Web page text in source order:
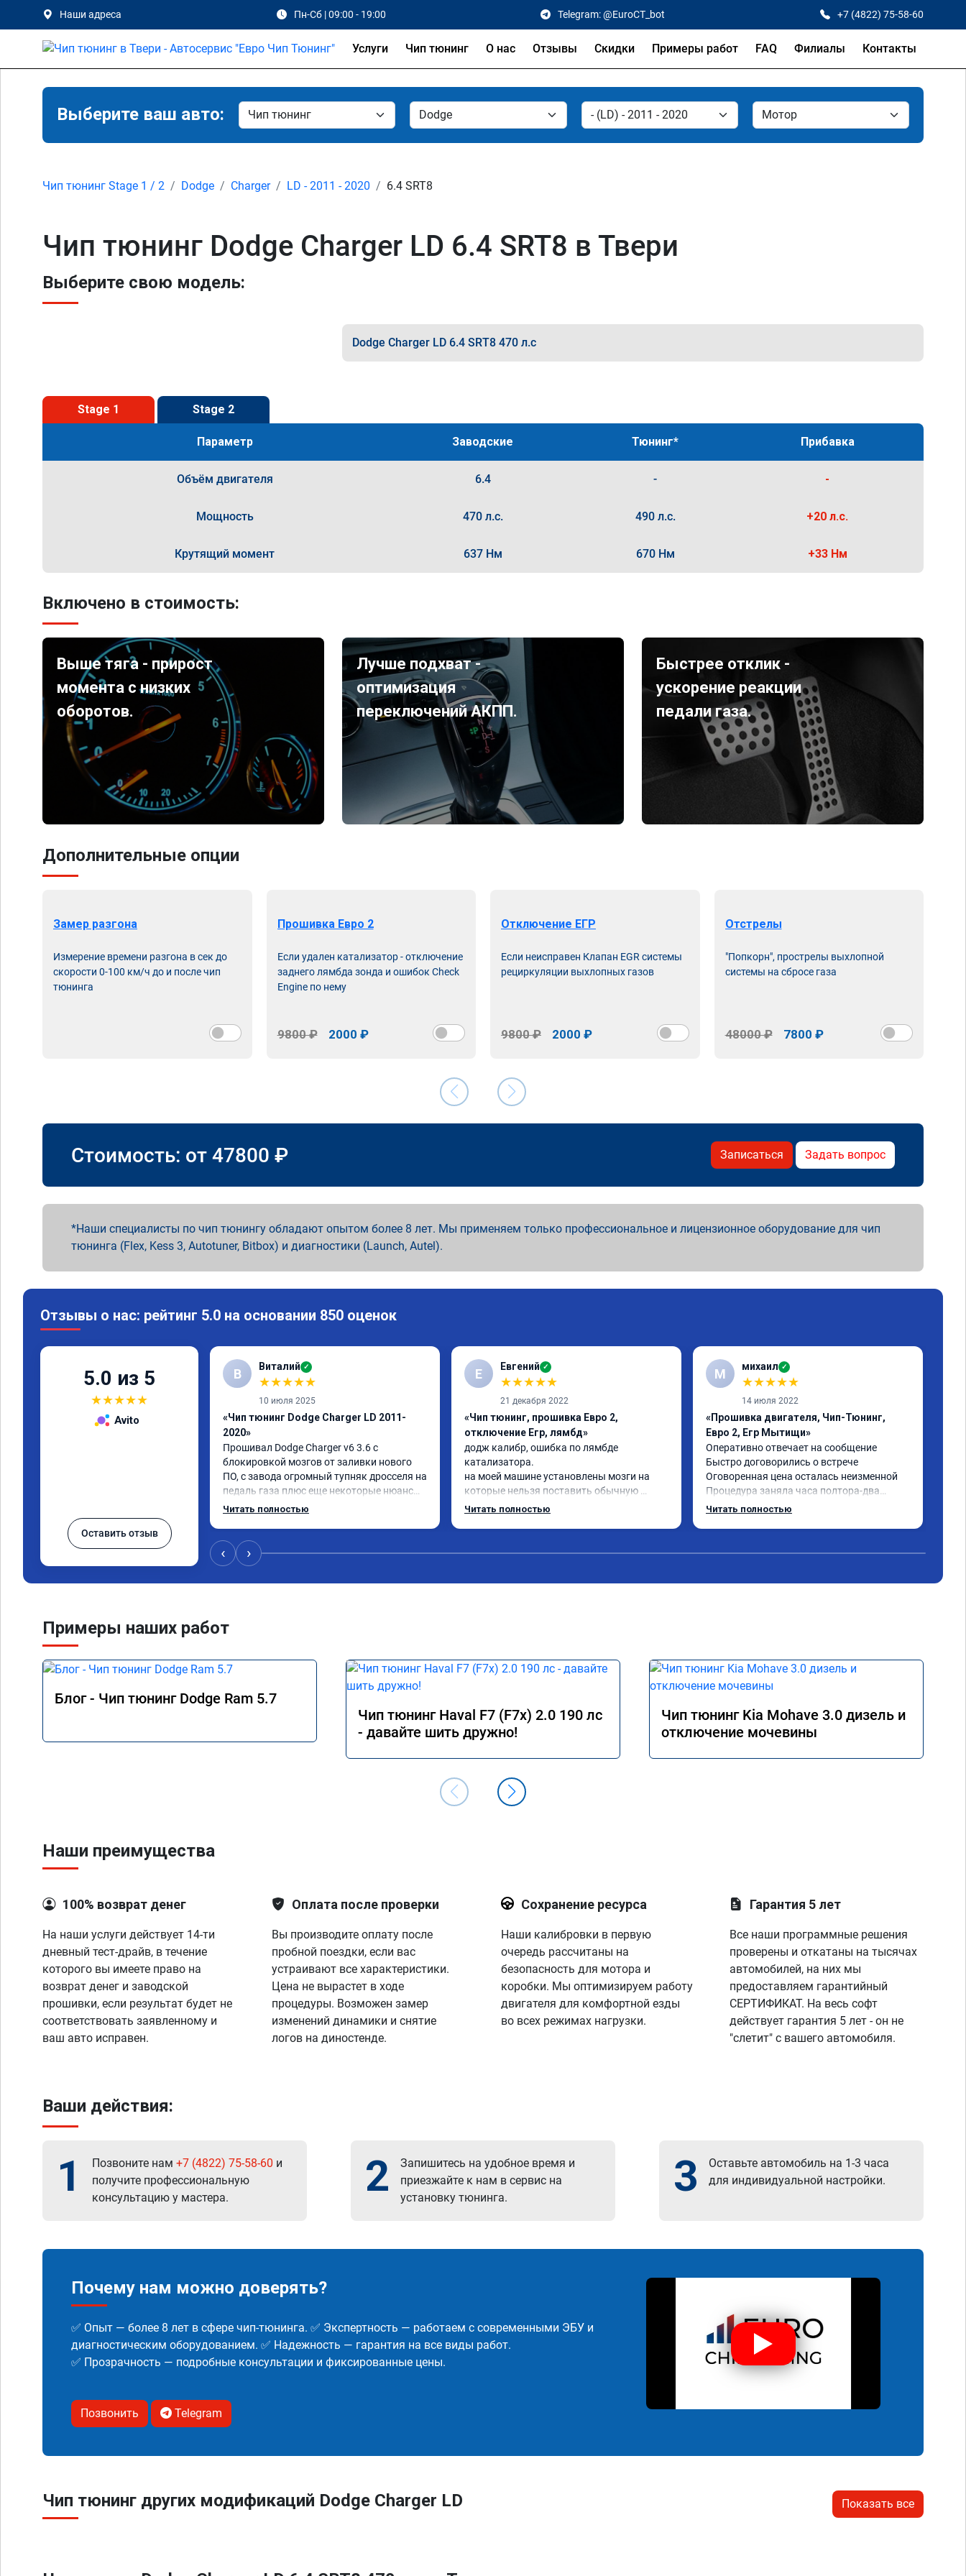
Наши адреса Пн-Сб | 09:00 - 19:00 Telegram: @EuroCT_bot +7 (4822) 75-58-60
Услуги Чип тюнинг О нас Отзывы Скидки Примеры работ FAQ Филиалы Контакты
Выберите ваш авто:
Чип тюнинг Stage 1 / 2 Dodge Charger LD - 2011 - 2020 6.4 SRT8
Чип тюнинг Dodge Charger LD 6.4 SRT8 в Твери
Выберите свою модель:
Dodge Charger LD 6.4 SRT8 470 л.с
Stage 1 Stage 2
Параметр Заводские Тюнинг* Прибавка
Объём двигателя 6.4 - -
Мощность 470 л.с. 490 л.с. +20 л.с.
Крутящий момент 637 Нм 670 Нм +33 Нм
Включено в стоимость:
Выше тяга - прирост
момента с низких
оборотов.
Лучше подхват -
оптимизация
переключений АКПП.
Быстрее отклик -
ускорение реакции
педали газа.
Дополнительные опции
Замер разгона
Измерение времени разгона в сек до
скорости 0-100 км/ч до и после чип
тюнинга
Прошивка Евро 2
Если удален катализатор - отключение
заднего лямбда зонда и ошибок Check
Engine по нему
9800 ₽ 2000 ₽
Отключение ЕГР
Если неисправен Клапан EGR системы
рециркуляции выхлопных газов
9800 ₽ 2000 ₽
Отстрелы
"Попкорн", прострелы выхлопной
системы на сбросе газа
48000 ₽ 7800 ₽
Стоимость: от 47800 ₽ Записаться Задать вопрос
Наши специалисты по чип тюнингу обладают опытом более 8 лет. Мы применяем только профессиональное и лицензионное оборудование для чип
тюнинга (Flex, Kess 3, Autotuner, Bitbox) и диагностики (Launch, Autel).
Отзывы о нас: рейтинг 5.0 на основании 850 оценок
5.0 из 5
★★★★★
Avito
Оставить отзыв
В Виталий ✓
★★★★★
10 июля 2025
«Чип тюнинг Dodge Charger LD 2011-
2020»
Прошивал Dodge Charger v6 3.6 с
блокировкой мозгов от заливки нового
ПО, с завода огромный тупняк дросселя на
педаль газа плюс еще некоторые нюансы,
приехал снизить до минимума этот
всего железа под новую прошивку в
течение примерно 200км, по началу не
установилась жара 35+ градусов,
за 60, с постоянно включенным климатом,
прыгает в соседний ряд без задержки
дросселя, нажал-поехал. Теперь меня
полностью устраивает проделанная
Читать полностью
Е Евгений ✓
★★★★★
21 декабря 2022
«Чип тюнинг, прошивка Евро 2,
отключение Егр, лямбд»
додж калибр, ошибка по лямбде
катализатора.
на моей машине установлены мозги на
которые нельзя поставить обычную
прошивку под евро 2.
Читать полностью
М михаил ✓
★★★★★
14 июля 2022
«Прошивка двигателя, Чип-Тюнинг,
Евро 2, Егр Мытищи»
Оперативно отвечает на сообщение
Быстро договорились о встрече
Оговоренная цена осталась неизменной
Процедура заняла часа полтора-два
Хороший результат
Читать полностью
‹ ›
Примеры наших работ
Блог - Чип тюнинг Dodge Ram 5.7
Чип тюнинг Haval F7 (F7x) 2.0 190 лс
- давайте шить дружно!
Чип тюнинг Kia Mohave 3.0 дизель и
отключение мочевины
Наши преимущества
100% возврат денег
На наши услуги действует 14-ти
дневный тест-драйв, в течение
которого вы имеете право на
возврат денег и заводской
прошивки, если результат будет не
соответствовать заявленному и
ваш авто исправен.
Оплата после проверки
Вы производите оплату после
пробной поездки, если вас
устраивают все характеристики.
Цена не вырастет в ходе
процедуры. Возможен замер
изменений динамики и снятие
логов на диностенде.
Сохранение ресурса
Наши калибровки в первую
очередь рассчитаны на
безопасность для мотора и
коробки. Мы оптимизируем работу
двигателя для комфортной езды
во всех режимах нагрузки.
Гарантия 5 лет
Все наши программные решения
проверены и откатаны на тысячах
автомобилей, на них мы
предоставляем гарантийный
СЕРТИФИКАТ. На весь софт
действует гарантия 5 лет - он не
"слетит" с вашего автомобиля.
Ваши действия:
1 Позвоните нам +7 (4822) 75-58-60 и
получите профессиональную
консультацию у мастера.
2
Запишитесь на удобное время и
приезжайте к нам в сервис на
установку тюнинга.
3
Оставьте автомобиль на 1-3 часа
для индивидуальной настройки.
Почему нам можно доверять?
✅ Опыт — более 8 лет в сфере чип-тюнинга. ✅ Экспертность — работаем с современными ЭБУ и
диагностическим оборудованием. ✅ Надежность — гарантия на все виды работ.
✅ Прозрачность — подробные консультации и фиксированные цены.
Позвонить Telegram
Чип тюнинг других модификаций Dodge Charger LD Показать все